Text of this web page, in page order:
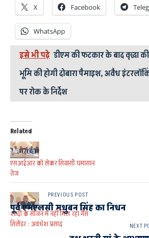
X Facebook
WhatsApp
इसे भी पढ़े डीएम की फटकार के बाद वृद्धा की
भूमि की होगी दोबारा पैमाइश, अवैध
पर रोक के निर्देश
Related
एसआईआर को लेकर सियासी घमासान
तेज
शादी के सीजन में नहीं मिल रहा गैस
सिलेंडर : अवधेश प्रसाद
PREVIOUS POST
पूर्व एमएलसी मधुबन सिंह का निधन
NEXT